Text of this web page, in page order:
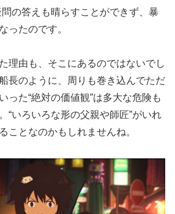
の答えも晴らすことができず、暴
ったのです。
理由も、そこにあるのではないでし
長のように、周りも巻き込んでただ
った“絶対の価値観”は多大な危険も
いろいろな形の父親や師匠”がいれ
ことなのかもしれませんね。